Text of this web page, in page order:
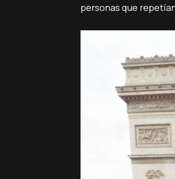
personas que